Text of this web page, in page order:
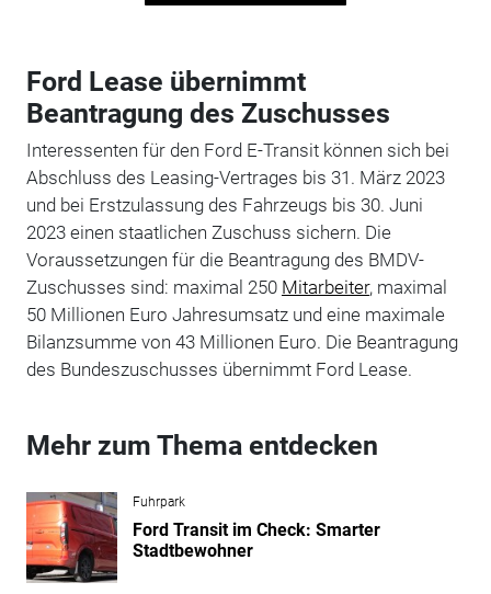
Ford Lease übernimmt
Beantragung des Zuschusses
Interessenten für den Ford E-Transit können sich bei
Abschluss des Leasing-Vertrages bis 31. März 2023
und bei Erstzulassung des Fahrzeugs bis 30. Juni
2023 einen staatlichen Zuschuss sichern. Die
Voraussetzungen für die Beantragung des BMDV-
Zuschusses sind: maximal 250 Mitarbeiter, maximal
50 Millionen Euro Jahresumsatz und eine maximale
Bilanzsumme von 43 Millionen Euro. Die Beantragung
des Bundeszuschusses übernimmt Ford Lease.
Mehr zum Thema entdecken
Fuhrpark
Ford Transit im Check: Smarter
Stadtbewohner